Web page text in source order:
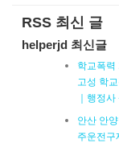
RSS 최신 글
helperjd 최신글
학교폭력
고성 학
｜행정
안산 안
주운전구